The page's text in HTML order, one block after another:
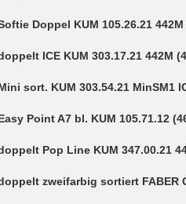
Doppel KUM 105.26.21
ICE KUM 303.17.21 442M
sort. KUM 303.54.21 MinSM1
Point A7 bl. KUM 105.71.12
Pop Line KUM 347.00.21
zweifarbig sortiert FABER